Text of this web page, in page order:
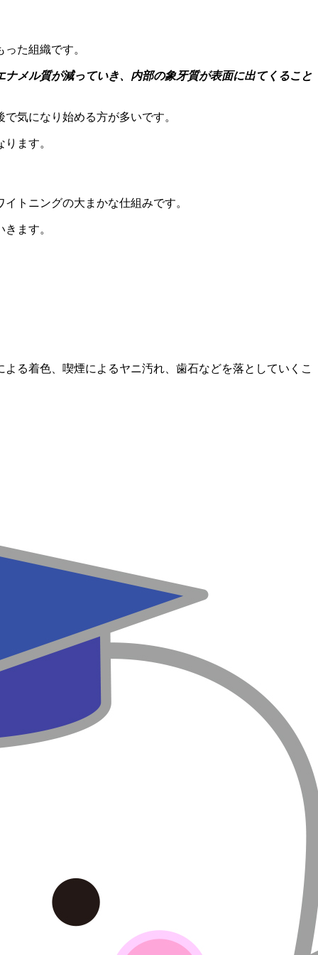
た組織です。
ナメル質が減っていき、内部の象牙質が表面に出てくること
気になり始める方が多いです。
ます。
トニングの大まかな仕組みです。
ます。
る着色、喫煙によるヤニ汚れ、歯石などを落としていくこ